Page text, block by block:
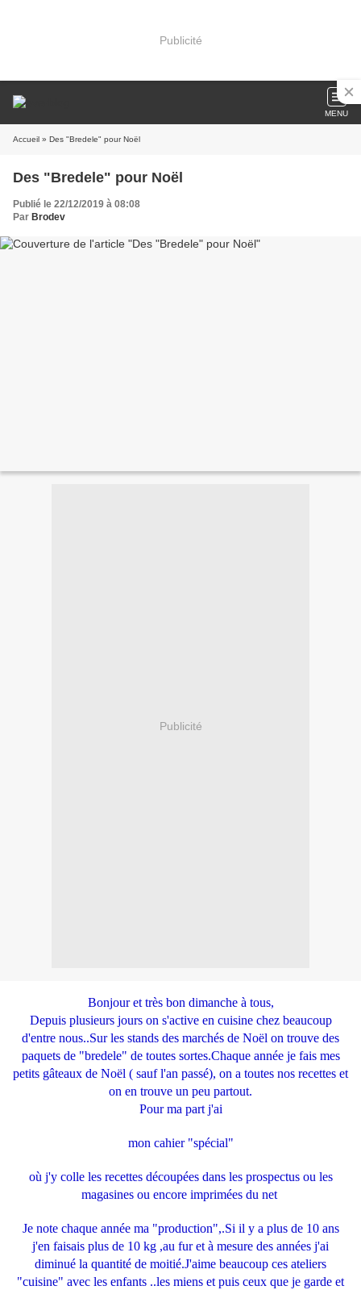
Publicité
MENU
Accueil » Des "Bredele" pour Noël
Des "Bredele" pour Noël
Publié le 22/12/2019 à 08:08
Par Brodev
Publicité
Bonjour et très bon dimanche à tous,
Depuis plusieurs jours on s'active en cuisine chez beaucoup
d'entre nous..Sur les stands des marchés de Noël on trouve des
paquets de "bredele" de toutes sortes.Chaque année je fais mes
petits gâteaux de Noël ( sauf l'an passé), on a toutes nos recettes et
on en trouve un peu partout.
Pour ma part j'ai
mon cahier "spécial"
où j'y colle les recettes découpées dans les prospectus ou les
magasines ou encore imprimées du net
Je note chaque année ma "production",.Si il y a plus de 10 ans
j'en faisais plus de 10 kg ,au fur et à mesure des années j'ai
diminué la quantité de moitié.J'aime beaucoup ces ateliers
"cuisine" avec les enfants ..les miens et puis ceux que je garde et